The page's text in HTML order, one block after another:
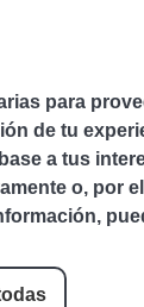
para
de tu
a tus
o, por